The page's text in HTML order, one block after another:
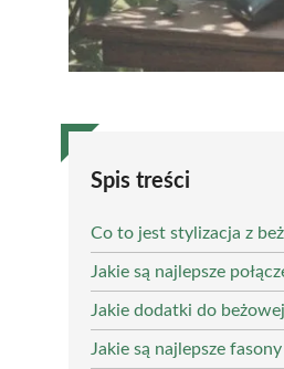
Spis treści
Co to jest stylizacja z
Jakie są najlepsze
Jakie dodatki do
Jakie są najlepsze